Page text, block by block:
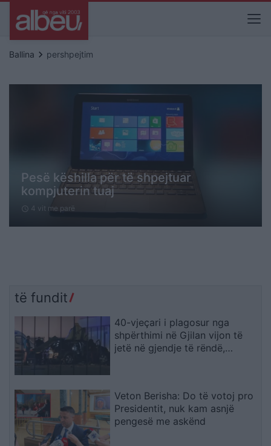
Ballina keyboard_arrow_right pershpejtim
Pesë këshilla për të shpejtuar
kompjuterin tuaj
schedule 4 vit me parë
të fundit
40-vjeçari i plagosur nga
shpërthimi në Gjilan vijon të
jetë në gjendje të rëndë,
Veton Berisha: Do të votoj pro
Presidentit, nuk kam asnjë
pengesë me askënd